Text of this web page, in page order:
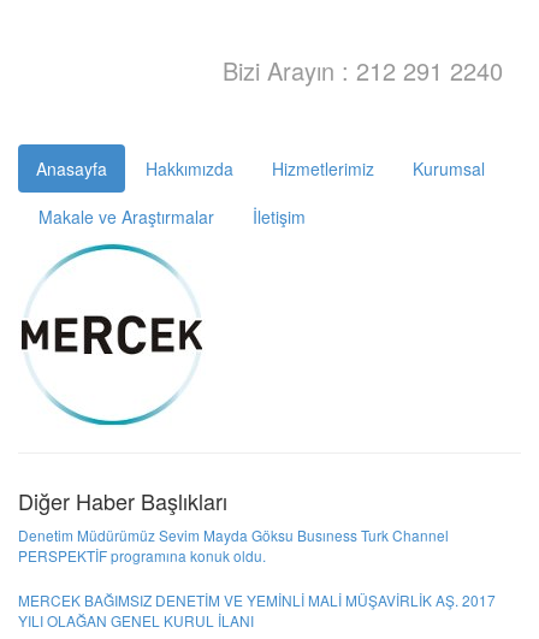
Bizi Arayın : 212 291 2240
Anasayfa Hakkımızda Hizmetlerimiz
Kurumsal
Makale ve Araştırmalar
İletişim
Diğer Haber Başlıkları
Denetim Müdürümüz Sevim Mayda Göksu Busıness Turk Channel
PERSPEKTİF programına konuk oldu.
MERCEK BAĞIMSIZ DENETİM VE YEMİNLİ MALİ MÜŞAVİRLİK AŞ. 2017
YILI OLAĞAN GENEL KURUL İLANI